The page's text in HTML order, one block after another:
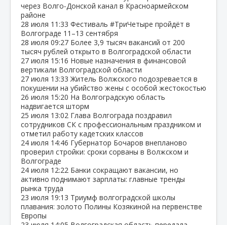
через Волго‑Донской канал в Красноармейском
районе
28 июля 11:33 Фестиваль #ТриЧетыре пройдёт в
Волгограде 11–13 сентября
28 июля 09:27 Более 3,9 тысяч вакансий от 200
тысяч рублей открыто в Волгоградской области
27 июля 15:16 Новые назначения в финансовой
вертикали Волгоградской области
27 июля 13:33 Житель Волжского подозревается в
покушении на убийство жены с особой жестокостью
26 июля 15:20 На Волгоградскую область
надвигается шторм
25 июля 13:02 Глава Волгограда поздравил
сотрудников СК с профессиональным праздником и
отметил работу кадетских классов
24 июля 14:46 Губернатор Бочаров внепланово
проверил стройки: сроки сорваны в Волжском и
Волгограде
24 июля 12:22 Банки сокращают вакансии, но
активно поднимают зарплаты: главные тренды
рынка труда
23 июля 19:13 Триумф волгоградской школы
плавания: золото Полины Козякиной на первенстве
Европы